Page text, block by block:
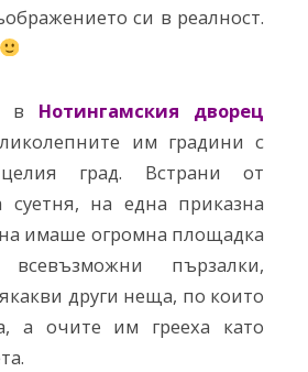
си в реалност.
в Нотингамския дворец
им градини с
град. Встрани от
суетня, на една приказна
имаше огромна площадка
пързалки,
други неща, по които
а очите им грееха като